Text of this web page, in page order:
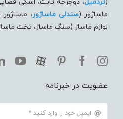
(تردميل، دوچرخه ثابت، اسکی
ماساژور (صندلی ماساژور،
لوازم ماساژ (سنگ ماساژ، تخت
عضویت در خبرنامه